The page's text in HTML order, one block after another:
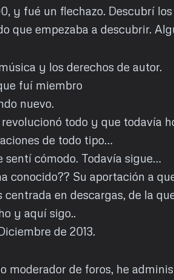
y fué un flechazo. Descubrí los
que empezaba a descubrir.
y los derechos de autor.
fuí miembro
nuevo.
todo y que todavía
de todo tipo…
sentí cómodo. Todavía sigue…
conocido?? Su aportación a
centrada en descargas, de la
y aquí sigo..
de 2013.
moderador de foros, he